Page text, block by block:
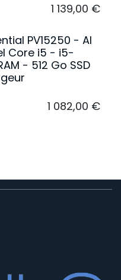
1 139,00 €
PV15250 - AI
Core i5 - i5-
- 512 Go SSD
1 082,00 €